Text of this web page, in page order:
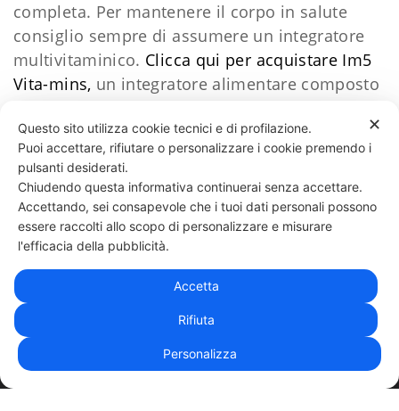
completa. Per mantenere il corpo in salute
consiglio sempre di assumere un integratore
multivitaminico. Clicca qui per acquistare Im5
Vita-mins, un integratore alimentare composto
40 LIKES
331 818 4777DANIELE ESPOSITO
| PRIVACY POLICY
✕
Questo sito utilizza cookie tecnici e di profilazione.
Puoi accettare, rifiutare o personalizzare i cookie premendo i
pulsanti desiderati.
Chiudendo questa informativa continuerai senza accettare.
Accettando, sei consapevole che i tuoi dati personali possono
essere raccolti allo scopo di personalizzare e misurare
l'efficacia della pubblicità.
Accetta
Rifiuta
Personalizza